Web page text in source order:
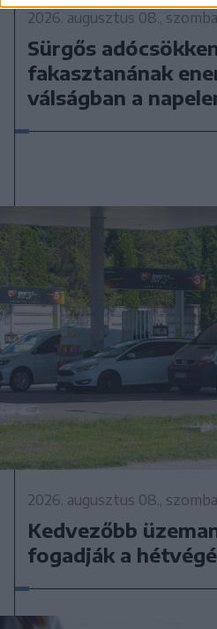
2026. augusztus 08.,
Sürgős
fakasztanának
válságban a
2026. augusztus 08.,
Kedvezőbb
fogadják a